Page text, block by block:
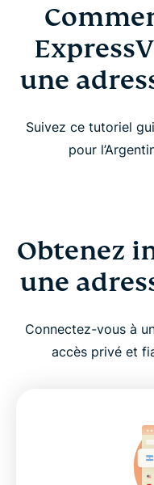
une
Suivez ce tutoriel
pour
Obtenez
une
Connectez-vous à
accès privé et